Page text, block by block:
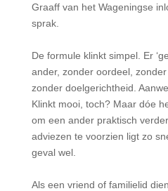
Graaff van het Wageningse
sprak.
De formule klinkt simpel. Er
ander, zonder oordeel,
zonder doelgerichtheid.
Klinkt mooi, toch? Maar dóe
om een ander praktisch
adviezen te voorzien ligt zo
geval wel.
Als een vriend of familielid